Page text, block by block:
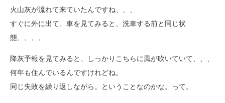
火山灰が流れて来ていたんですね、、、
すぐに外に出て、車を見てみると、洗車する前と同じ状
態、、、、
降灰予報を見てみると、しっかりこちらに風が吹いていて、、、
何年も住んでいるんですけれどね。
同じ失敗を繰り返しながら。ということなのかな。って。